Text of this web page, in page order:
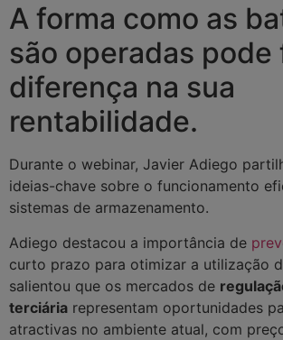
A forma como as
são operadas pode
diferença na sua
rentabilidade.
Durante o webinar, Javier Adiego
ideias-chave sobre o funcionamento
sistemas de armazenamento.
Adiego destacou a importância de
curto prazo para otimizar a utilização
salientou que os mercados de
terciária representam oportunidades
atractivas no ambiente atual, com